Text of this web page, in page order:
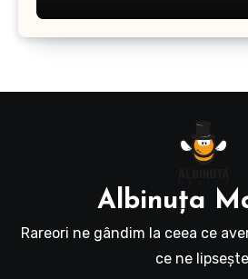
Albinuţa
Rareori ne gândim la ceea ce
ce ne